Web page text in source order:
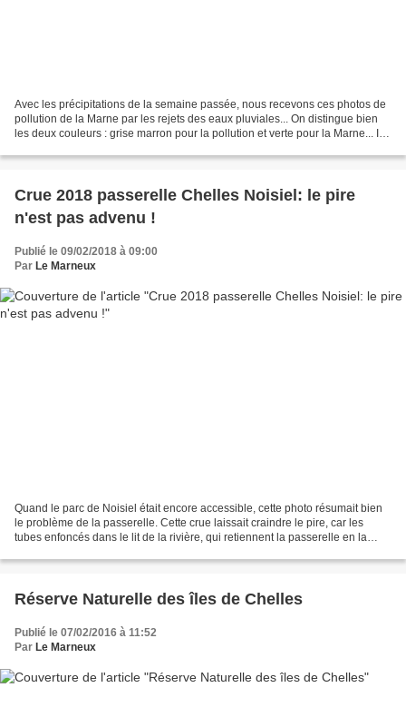
Avec les précipitations de la semaine passée, nous recevons ces photos de
pollution de la Marne par les rejets des eaux pluviales... On distingue bien
les deux couleurs : grise marron pour la pollution et verte pour la Marne... Il
Crue 2018 passerelle Chelles Noisiel: le pire
n'est pas advenu !
Publié le 09/02/2018 à 09:00
Par Le Marneux
Quand le parc de Noisiel était encore accessible, cette photo résumait bien
le problème de la passerelle. Cette crue laissait craindre le pire, car les
tubes enfoncés dans le lit de la rivière, qui retiennent la passerelle en la
Réserve Naturelle des îles de Chelles
Publié le 07/02/2016 à 11:52
Par Le Marneux